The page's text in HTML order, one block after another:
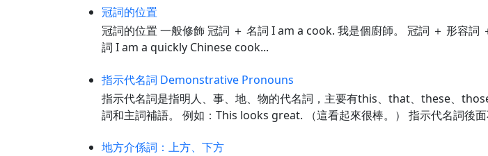
冠詞的位置
冠詞的位置 一般修飾 冠詞 ＋ 名詞 I am a cook. 我是個廚師。 冠詞 ＋ 形容
詞 I am a quickly Chinese cook...
指示代名詞 Demonstrative Pronouns
指示代名詞是指明人、事、地、物的代名詞，主要有this、that、these、
詞和主詞補語。 例如：This looks great. （這看起來很棒。） 指示代名詞後
地方介係詞：上方、下方